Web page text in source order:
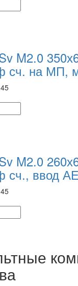
M2.0
сч. на МП,
M2.0
сч., ввод